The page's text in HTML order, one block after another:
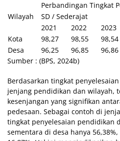
Wilayah
Perbandingan Tingkat
SD / Sederajat
2021
2022 2023
Kota
98,27 98,55 98,54
Desa
96,25 96,85 96,86
Sumber : (BPS, 2024b)
Berdasarkan tingkat
jenjang pendidikan dan wilayah,
kesenjangan yang signifikan
pedesaan. Sebagai contoh di
tingkat penyelesaian pendidikan
sementara di desa hanya